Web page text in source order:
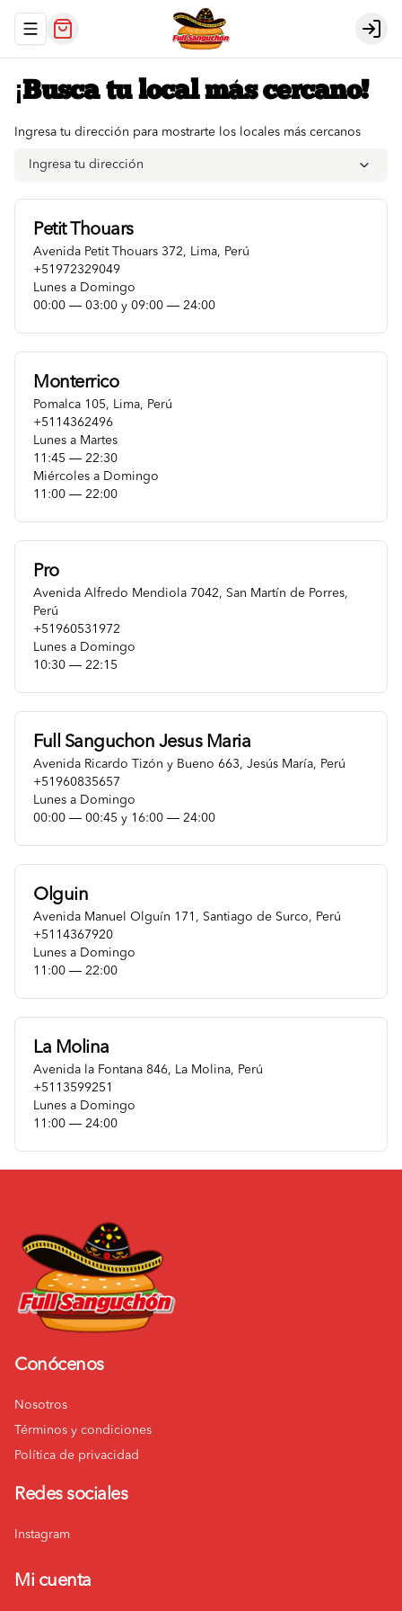
Abrir menu de navegación
¡Busca tu local más cercano!
Ingresa tu dirección para mostrarte los locales más cercanos
Ingresa tu dirección
Petit Thouars
Avenida Petit Thouars 372, Lima, Perú
+51972329049
Lunes a Domingo
00:00 ― 03:00 y 09:00 ― 24:00
Monterrico
Pomalca 105, Lima, Perú
+5114362496
Lunes a Martes
11:45 ― 22:30
Miércoles a Domingo
11:00 ― 22:00
Pro
Avenida Alfredo Mendiola 7042, San Martín de Porres,
Perú
+51960531972
Lunes a Domingo
10:30 ― 22:15
Full Sanguchon Jesus Maria
Avenida Ricardo Tizón y Bueno 663, Jesús María, Perú
+51960835657
Lunes a Domingo
00:00 ― 00:45 y 16:00 ― 24:00
Olguin
Avenida Manuel Olguín 171 , Santiago de Surco, Perú
+5114367920
Lunes a Domingo
11:00 ― 22:00
La Molina
Avenida la Fontana 846, La Molina, Perú
+5113599251
Lunes a Domingo
11:00 ― 24:00
Conócenos
Nosotros
Términos y condiciones
Política de privacidad
Redes sociales
Instagram
Mi cuenta